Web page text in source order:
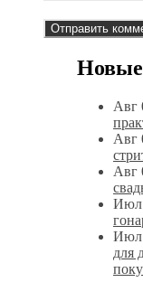
Новые
Авг
Авг
Авг
Июл
Июл
для